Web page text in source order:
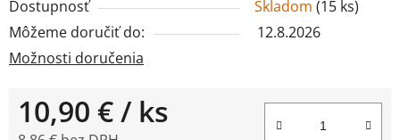
Dostupnosť Skladom (15 ks)
Môžeme doručiť do:
12.8.2026
Možnosti doručenia
10,90 €/ ks